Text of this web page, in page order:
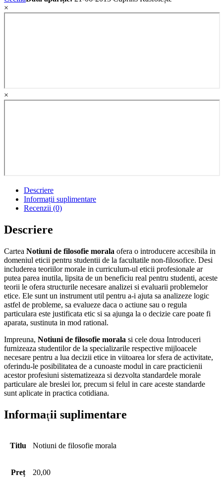
×
×
Descriere
Informații suplimentare
Recenzii (0)
Descriere
Cartea Notiuni de filosofie morala ofera o introducere accesibila in
domeniul eticii pentru studentii de la facultatile non-filosofice. Desi
includerea teoriilor morale in curriculum-ul eticii profesionale ar
putea parea inutila, lipsita de un beneficiu real pentru studenti, aceste
teorii le ofera structurile necesare analizei si evaluarii problemelor
etice. Ele sunt un instrument util pentru a-i ajuta sa analizeze logic
astfel de probleme, sa evalueze daca o actiune sau o regula
particulara este justificata etic si sa ajunga la o decizie care poate fi
aparata, sustinuta in mod rational.
Impreuna, Notiuni de filosofie morala si cele doua Introduceri
furnizeaza studentilor de la specializarile respective mijloacele
necesare pentru a lua decizii etice in viitoarea lor sfera de activitate,
oferindu-le posibilitatea de a cunoaste modul in care practicienii
acestor profesiuni sistematizeaza si dezvolta standardele morale
particulare ale breslei lor, precum si felul in care aceste standarde
sunt aplicate in practica cotidiana.
Informații suplimentare
Titlu Notiuni de filosofie morala
Preț 20,00